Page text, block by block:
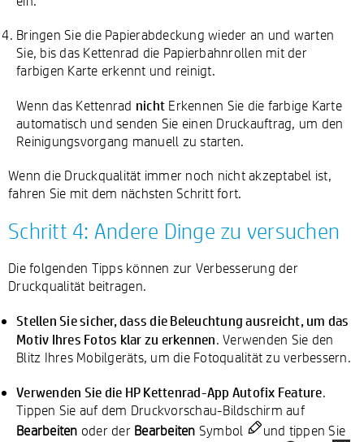
Bringen Sie die Papierabdeckung wieder an und warten
Sie, bis das Kettenrad die Papierbahnrollen mit der
farbigen Karte erkennt und reinigt.
Wenn das Kettenrad nicht Erkennen Sie die farbige Karte
automatisch und senden Sie einen Druckauftrag, um den
Reinigungsvorgang manuell zu starten.
Wenn die Druckqualität immer noch nicht akzeptabel ist,
fahren Sie mit dem nächsten Schritt fort.
Schritt 4: Andere Dinge zu versuchen
Die folgenden Tipps können zur Verbesserung der
Druckqualität beitragen.
Stellen Sie sicher, dass die Beleuchtung ausreicht, um das
Motiv Ihres Fotos klar zu erkennen. Verwenden Sie den
Blitz Ihres Mobilgeräts, um die Fotoqualität zu verbessern.
Verwenden Sie die HP Kettenrad-App Autofix Feature.
Tippen Sie auf dem Druckvorschau-Bildschirm auf
Bearbeiten oder der Bearbeiten Symbol
und tippen Sie